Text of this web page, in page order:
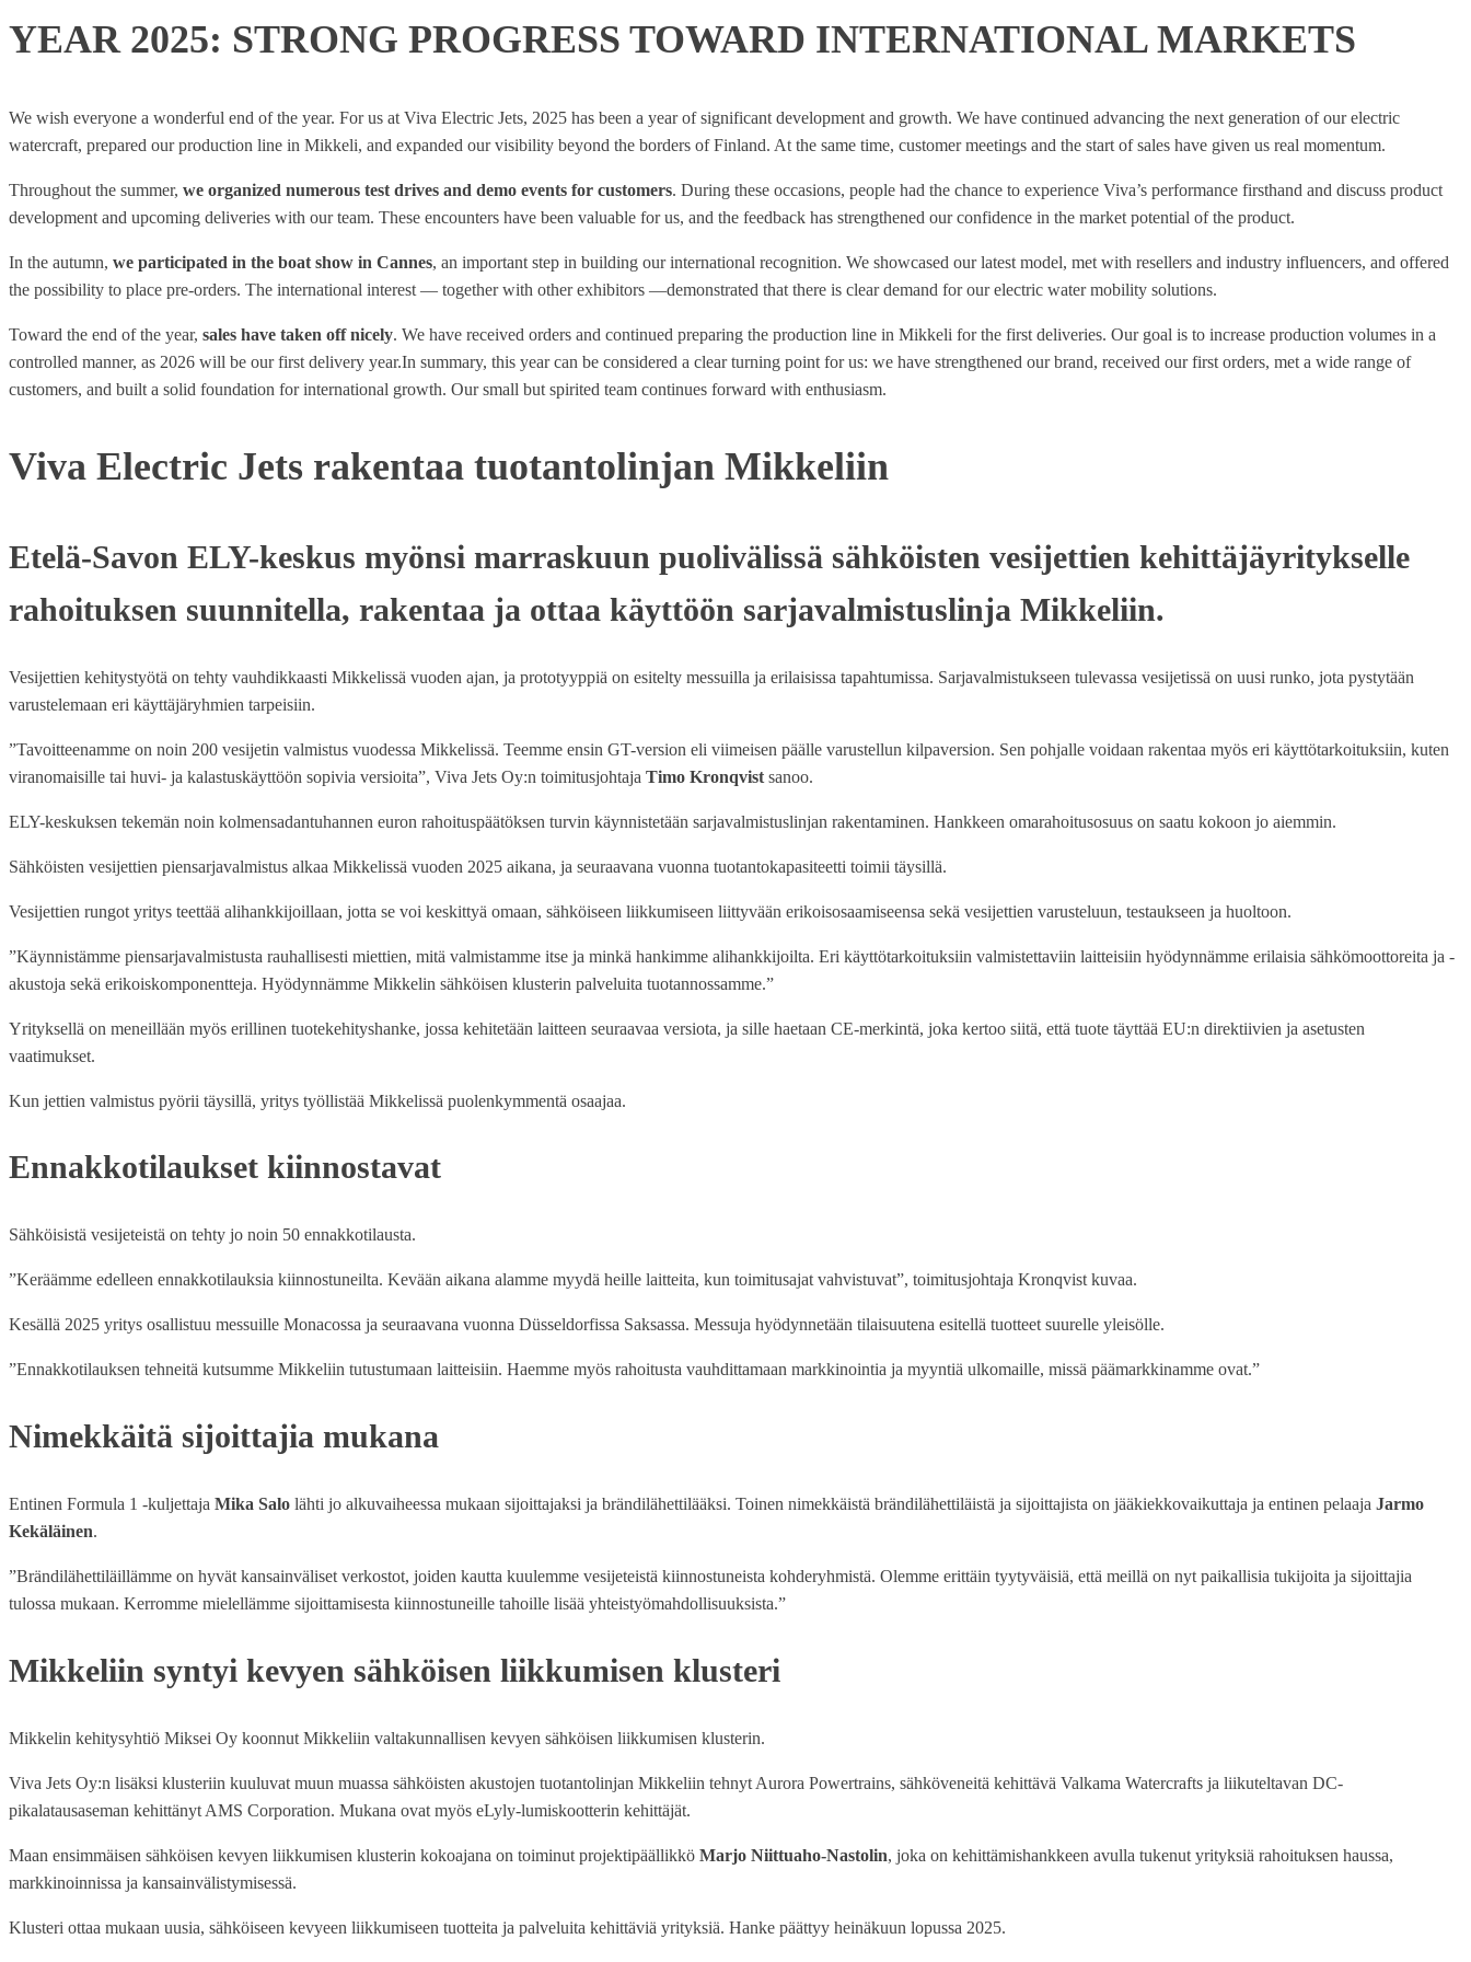
YEAR 2025: STRONG PROGRESS TOWARD INTERNATIONAL MARKETS
We wish everyone a wonderful end of the year. For us at Viva Electric Jets, 2025 has been a year of significant development and growth. We have continued advancing the next generation of our electric
watercraft, prepared our production line in Mikkeli, and expanded our visibility beyond the borders of Finland. At the same time, customer meetings and the start of sales have given us real momentum.
Throughout the summer, we organized numerous test drives and demo events for customers. During these occasions, people had the chance to experience Viva’s performance firsthand and discuss product
development and upcoming deliveries with our team. These encounters have been valuable for us, and the feedback has strengthened our confidence in the market potential of the product.
In the autumn, we participated in the boat show in Cannes, an important step in building our international recognition. We showcased our latest model, met with resellers and industry influencers, and offered
the possibility to place pre-orders. The international interest — together with other exhibitors —demonstrated that there is clear demand for our electric water mobility solutions.
Toward the end of the year, sales have taken off nicely. We have received orders and continued preparing the production line in Mikkeli for the first deliveries. Our goal is to increase production volumes in a
controlled manner, as 2026 will be our first delivery year.In summary, this year can be considered a clear turning point for us: we have strengthened our brand, received our first orders, met a wide range of
customers, and built a solid foundation for international growth. Our small but spirited team continues forward with enthusiasm.
Viva Electric Jets rakentaa tuotantolinjan Mikkeliin
Etelä-Savon ELY-keskus myönsi marraskuun puolivälissä sähköisten vesijettien kehittäjäyritykselle
rahoituksen suunnitella, rakentaa ja ottaa käyttöön sarjavalmistuslinja Mikkeliin.
Vesijettien kehitystyötä on tehty vauhdikkaasti Mikkelissä vuoden ajan, ja prototyyppiä on esitelty messuilla ja erilaisissa tapahtumissa. Sarjavalmistukseen tulevassa vesijetissä on uusi runko, jota pystytään
varustelemaan eri käyttäjäryhmien tarpeisiin.
”Tavoitteenamme on noin 200 vesijetin valmistus vuodessa Mikkelissä. Teemme ensin GT-version eli viimeisen päälle varustellun kilpaversion. Sen pohjalle voidaan rakentaa myös eri käyttötarkoituksiin, kuten
viranomaisille tai huvi- ja kalastuskäyttöön sopivia versioita”, Viva Jets Oy:n toimitusjohtaja Timo Kronqvist sanoo.
ELY-keskuksen tekemän noin kolmensadantuhannen euron rahoituspäätöksen turvin käynnistetään sarjavalmistuslinjan rakentaminen. Hankkeen omarahoitusosuus on saatu kokoon jo aiemmin.
Sähköisten vesijettien piensarjavalmistus alkaa Mikkelissä vuoden 2025 aikana, ja seuraavana vuonna tuotantokapasiteetti toimii täysillä.
Vesijettien rungot yritys teettää alihankkijoillaan, jotta se voi keskittyä omaan, sähköiseen liikkumiseen liittyvään erikoisosaamiseensa sekä vesijettien varusteluun, testaukseen ja huoltoon.
”Käynnistämme piensarjavalmistusta rauhallisesti miettien, mitä valmistamme itse ja minkä hankimme alihankkijoilta. Eri käyttötarkoituksiin valmistettaviin laitteisiin hyödynnämme erilaisia sähkömoottoreita ja -
akustoja sekä erikoiskomponentteja. Hyödynnämme Mikkelin sähköisen klusterin palveluita tuotannossamme.”
Yrityksellä on meneillään myös erillinen tuotekehityshanke, jossa kehitetään laitteen seuraavaa versiota, ja sille haetaan CE-merkintä, joka kertoo siitä, että tuote täyttää EU:n direktiivien ja asetusten
vaatimukset.
Kun jettien valmistus pyörii täysillä, yritys työllistää Mikkelissä puolenkymmentä osaajaa.
Ennakkotilaukset kiinnostavat
Sähköisistä vesijeteistä on tehty jo noin 50 ennakkotilausta.
”Keräämme edelleen ennakkotilauksia kiinnostuneilta. Kevään aikana alamme myydä heille laitteita, kun toimitusajat vahvistuvat”, toimitusjohtaja Kronqvist kuvaa.
Kesällä 2025 yritys osallistuu messuille Monacossa ja seuraavana vuonna Düsseldorfissa Saksassa. Messuja hyödynnetään tilaisuutena esitellä tuotteet suurelle yleisölle.
”Ennakkotilauksen tehneitä kutsumme Mikkeliin tutustumaan laitteisiin. Haemme myös rahoitusta vauhdittamaan markkinointia ja myyntiä ulkomaille, missä päämarkkinamme ovat.”
Nimekkäitä sijoittajia mukana
Entinen Formula 1 -kuljettaja Mika Salo lähti jo alkuvaiheessa mukaan sijoittajaksi ja brändilähettilääksi. Toinen nimekkäistä brändilähettiläistä ja sijoittajista on jääkiekkovaikuttaja ja entinen pelaaja Jarmo
Kekäläinen.
”Brändilähettiläillämme on hyvät kansainväliset verkostot, joiden kautta kuulemme vesijeteistä kiinnostuneista kohderyhmistä. Olemme erittäin tyytyväisiä, että meillä on nyt paikallisia tukijoita ja sijoittajia
tulossa mukaan. Kerromme mielellämme sijoittamisesta kiinnostuneille tahoille lisää yhteistyömahdollisuuksista.”
Mikkeliin syntyi kevyen sähköisen liikkumisen klusteri
Mikkelin kehitysyhtiö Miksei Oy koonnut Mikkeliin valtakunnallisen kevyen sähköisen liikkumisen klusterin.
Viva Jets Oy:n lisäksi klusteriin kuuluvat muun muassa sähköisten akustojen tuotantolinjan Mikkeliin tehnyt Aurora Powertrains, sähköveneitä kehittävä Valkama Watercrafts ja liikuteltavan DC-
pikalatausaseman kehittänyt AMS Corporation. Mukana ovat myös eLyly-lumiskootterin kehittäjät.
Maan ensimmäisen sähköisen kevyen liikkumisen klusterin kokoajana on toiminut projektipäällikkö Marjo Niittuaho-Nastolin, joka on kehittämishankkeen avulla tukenut yrityksiä rahoituksen haussa,
markkinoinnissa ja kansainvälistymisessä.
Klusteri ottaa mukaan uusia, sähköiseen kevyeen liikkumiseen tuotteita ja palveluita kehittäviä yrityksiä. Hanke päättyy heinäkuun lopussa 2025.